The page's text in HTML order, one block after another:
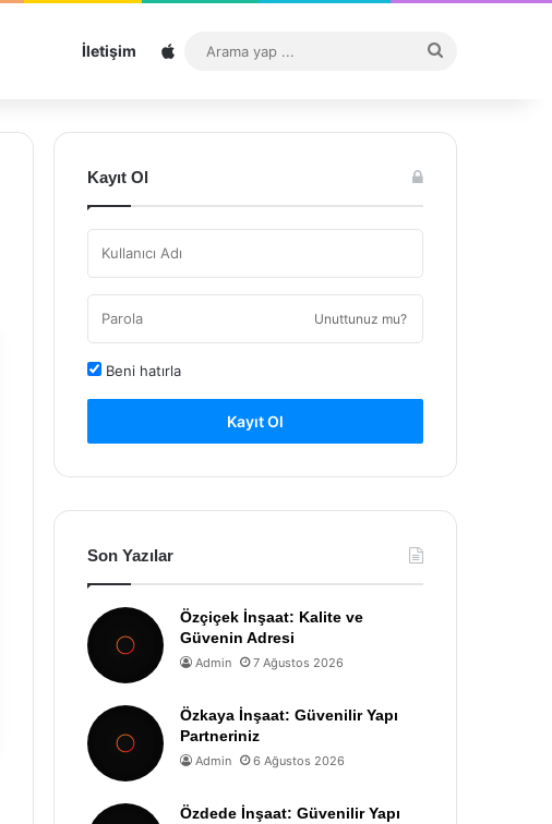
İletişim Sitemap
...
Kayıt Ol
Unuttunuz mu?
Beni hatırla
Kayıt Ol
Son Yazılar
Özçiçek İnşaat: Kalite ve
Güvenin Adresi
Admin 7 Ağustos 2026
Özkaya İnşaat: Güvenilir Yapı
Partneriniz
Admin 6 Ağustos 2026
Özdede İnşaat: Güvenilir Yapı